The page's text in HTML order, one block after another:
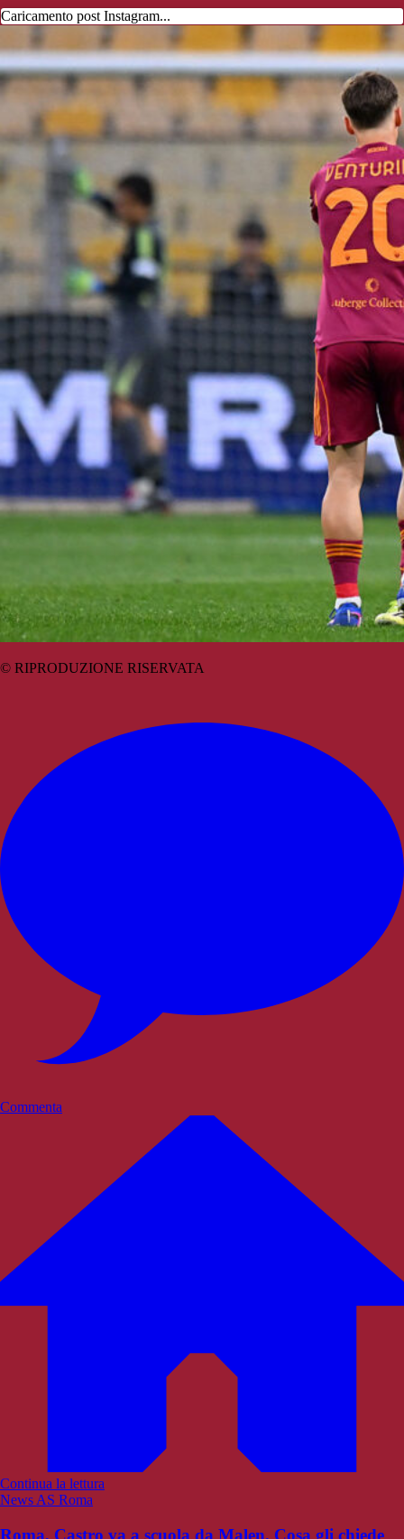
Caricamento post Instagram...
© RIPRODUZIONE RISERVATA
Commenta
Continua la lettura
News AS Roma
Roma, Castro va a scuola da Malen. Cosa gli chiede